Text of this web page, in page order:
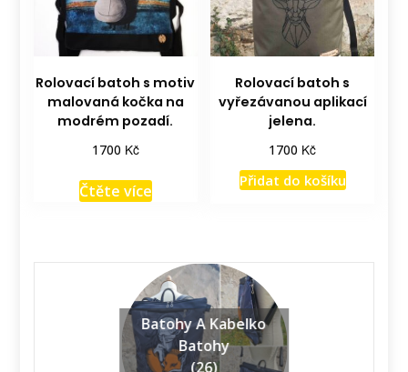
Rolovací batoh s motiv
malovaná kočka na
modrém pozadí.
1700 Kč
Čtěte více
Rolovací batoh s
vyřezávanou aplikací
jelena.
1700 Kč
Přidat do košíku
Batohy A Kabelko
Batohy
(26)